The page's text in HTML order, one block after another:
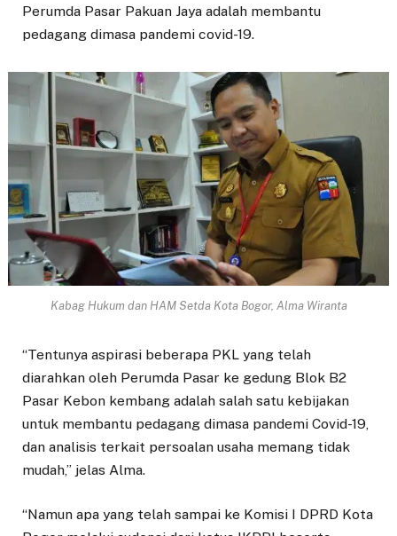
Perumda Pasar Pakuan Jaya adalah membantu
pedagang dimasa pandemi covid-19.
Kabag Hukum dan HAM Setda Kota Bogor, Alma Wiranta
“Tentunya aspirasi beberapa PKL yang telah
diarahkan oleh Perumda Pasar ke gedung Blok B2
Pasar Kebon kembang adalah salah satu kebijakan
untuk membantu pedagang dimasa pandemi Covid-19,
dan analisis terkait persoalan usaha memang tidak
mudah,” jelas Alma.
“Namun apa yang telah sampai ke Komisi I DPRD Kota